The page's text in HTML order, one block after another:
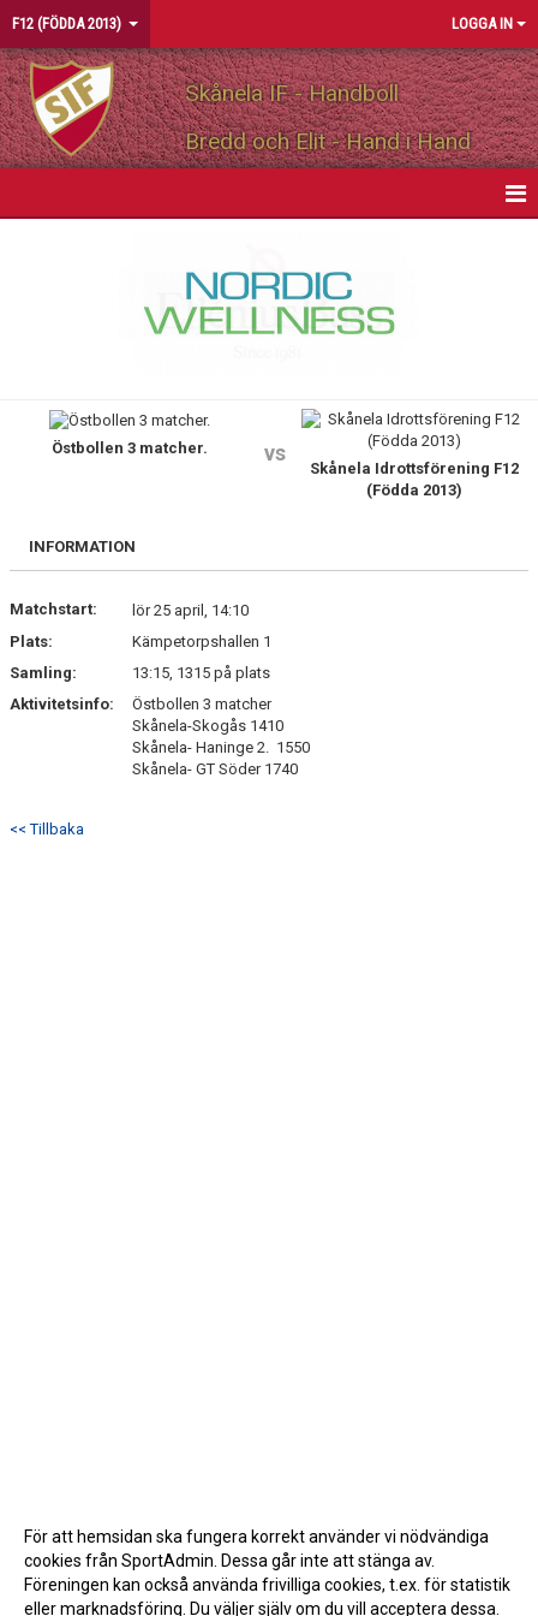
F12 (FÖDDA 2013) LOGGA IN
Skånela IF - Handboll
Bredd och Elit - Hand i Hand
TRUPPEN
DOKUMENT
BILDGALLERI
Östbollen 3 matcher. vs
Skånela Idrottsförening F12
(Födda 2013)
INFORMATION
Matchstart:
lör 25 april, 14:10
Plats:
Kämpetorpshallen 1
Samling:
13:15, 1315 på plats
Aktivitetsinfo:
Östbollen 3 matcher
Skånela-Skogås 1410
Skånela- Haninge 2. 1550
Skånela- GT Söder 1740
<< Tillbaka
För att hemsidan ska fungera korrekt använder vi nödvändiga
cookies från SportAdmin. Dessa går inte att stänga av.
Föreningen kan också använda frivilliga cookies, t.ex. för statistik
eller marknadsföring. Du väljer själv om du vill acceptera dessa.